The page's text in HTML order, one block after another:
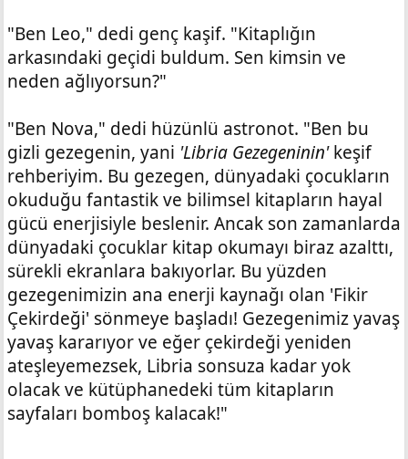
"Ben Leo," dedi genç kaşif. "Kitaplığın
arkasındaki geçidi buldum. Sen kimsin ve
neden ağlıyorsun?"
"Ben Nova," dedi hüzünlü astronot. "Ben bu
gizli gezegenin, yani 'Libria Gezegeninin'keşif
rehberiyim. Bu gezegen, dünyadaki çocukların
okuduğu fantastik ve bilimsel kitapların hayal
gücü enerjisiyle beslenir. Ancak son zamanlarda
dünyadaki çocuklar kitap okumayı biraz azalttı,
sürekli ekranlara bakıyorlar. Bu yüzden
gezegenimizin ana enerji kaynağı olan 'Fikir
Çekirdeği' sönmeye başladı! Gezegenimiz yavaş
yavaş kararıyor ve eğer çekirdeği yeniden
ateşleyemezsek, Libria sonsuza kadar yok
olacak ve kütüphanedeki tüm kitapların
sayfaları bomboş kalacak!"